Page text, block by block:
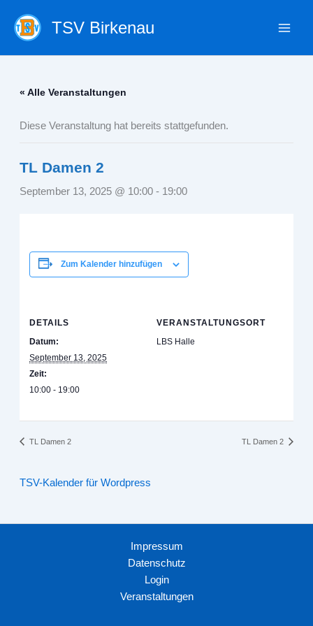
Inhalt
springen
TSV Birkenau
« Alle Veranstaltungen
Diese Veranstaltung hat bereits stattgefunden.
TL Damen 2
September 13, 2025 @ 10:00- 19:00
Zum Kalender hinzufügen
DETAILS
Datum:
September 13, 2025
Zeit:
10:00 - 19:00
VERANSTALTUNGSORT
LBS Halle
TL Damen 2 TL Damen 2
TSV-Kalender für Wordpress
Impressum
Datenschutz
Login
Veranstaltungen